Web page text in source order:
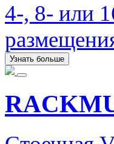
4-, 8- или
Узнать больше